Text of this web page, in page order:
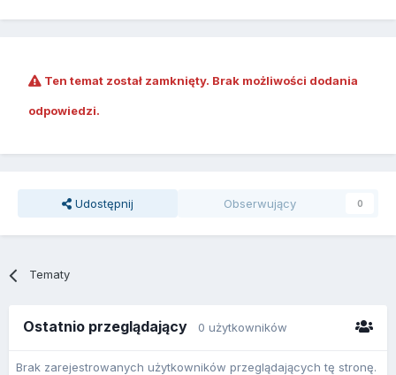
Ten temat został zamknięty. Brak możliwości dodania
odpowiedzi.
Udostępnij Obserwujący 0
Tematy
Ostatnio przeglądający 0 użytkowników
Brak zarejestrowanych użytkowników przeglądających tę stronę.